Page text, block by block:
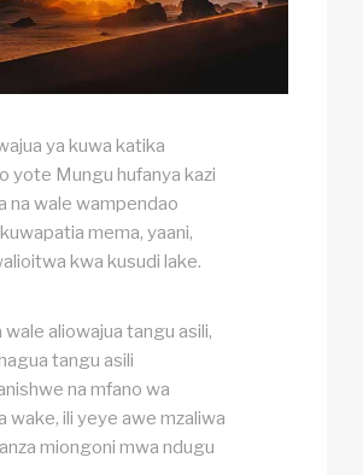
ya kuwa katika
yote Mungu hufanya kazi
na wale wampendao
mema, yaani,
kwa kusudi lake.
wale aliowajua tangu asili,
tangu asili
na mfano wa
wake, ili yeye awe mzaliwa
miongoni mwa ndugu